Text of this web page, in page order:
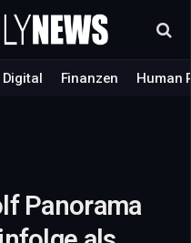
Digital Finanzen Human
Panorama